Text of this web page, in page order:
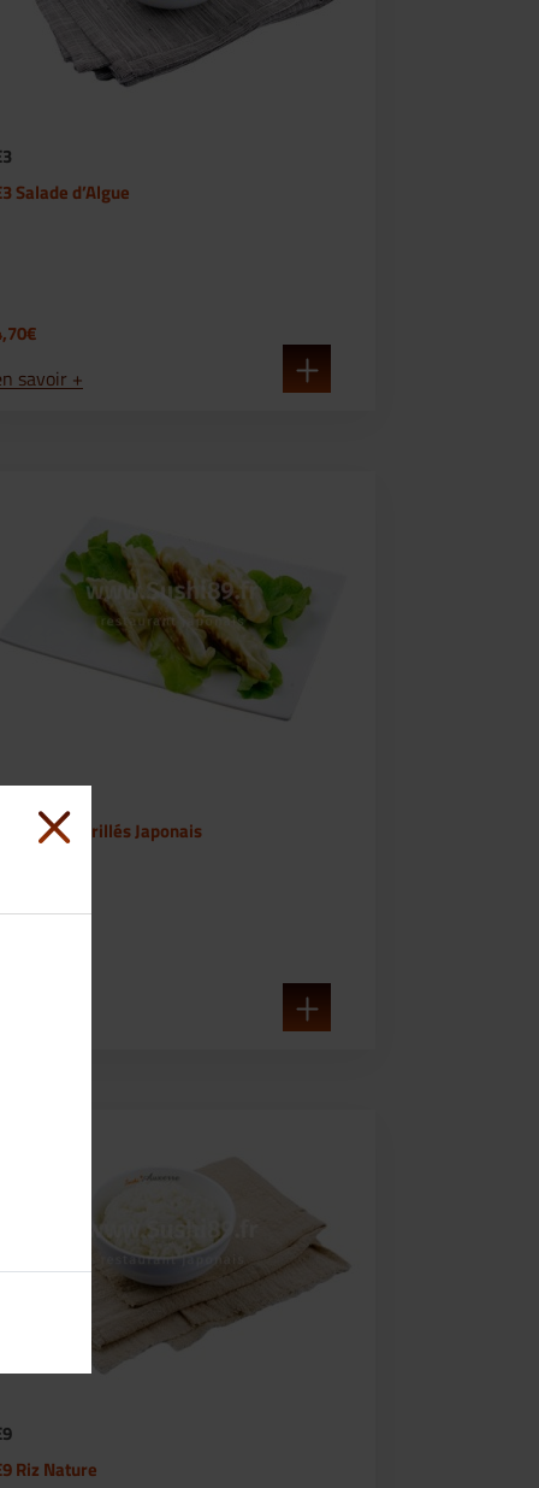
Salade d’Algue
savoir +
Raviolis Grillés Japonais
Riz Nature